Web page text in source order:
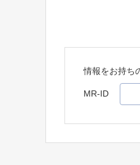
情報をお持ち
MR-ID